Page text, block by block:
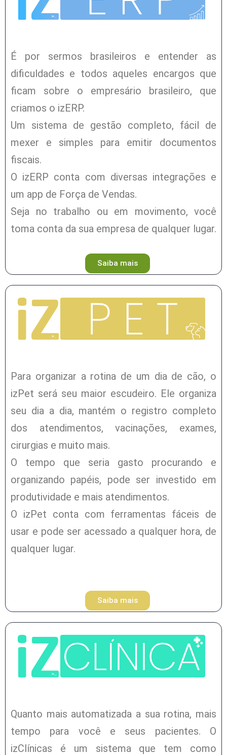
É por sermos brasileiros e entender as
dificuldades e todos aqueles encargos que
ficam sobre o empresário brasileiro, que
criamos o izERP.
Um sistema de gestão completo, fácil de
mexer e simples para emitir documentos
fiscais.
O izERP conta com diversas integrações e
um app de Força de Vendas.
Seja no trabalho ou em movimento, você
toma conta da sua empresa de qualquer lugar.
Saiba mais
Para organizar a rotina de um dia de cão, o
izPet será seu maior escudeiro. Ele organiza
seu dia a dia, mantém o registro completo
dos atendimentos, vacinações, exames,
cirurgias e muito mais.
O tempo que seria gasto procurando e
organizando papéis, pode ser investido em
produtividade e mais atendimentos.
O izPet conta com ferramentas fáceis de
usar e pode ser acessado a qualquer hora, de
qualquer lugar.
Saiba mais
Quanto mais automatizada a sua rotina, mais
tempo para você e seus pacientes. O
izClínicas é um sistema que tem como